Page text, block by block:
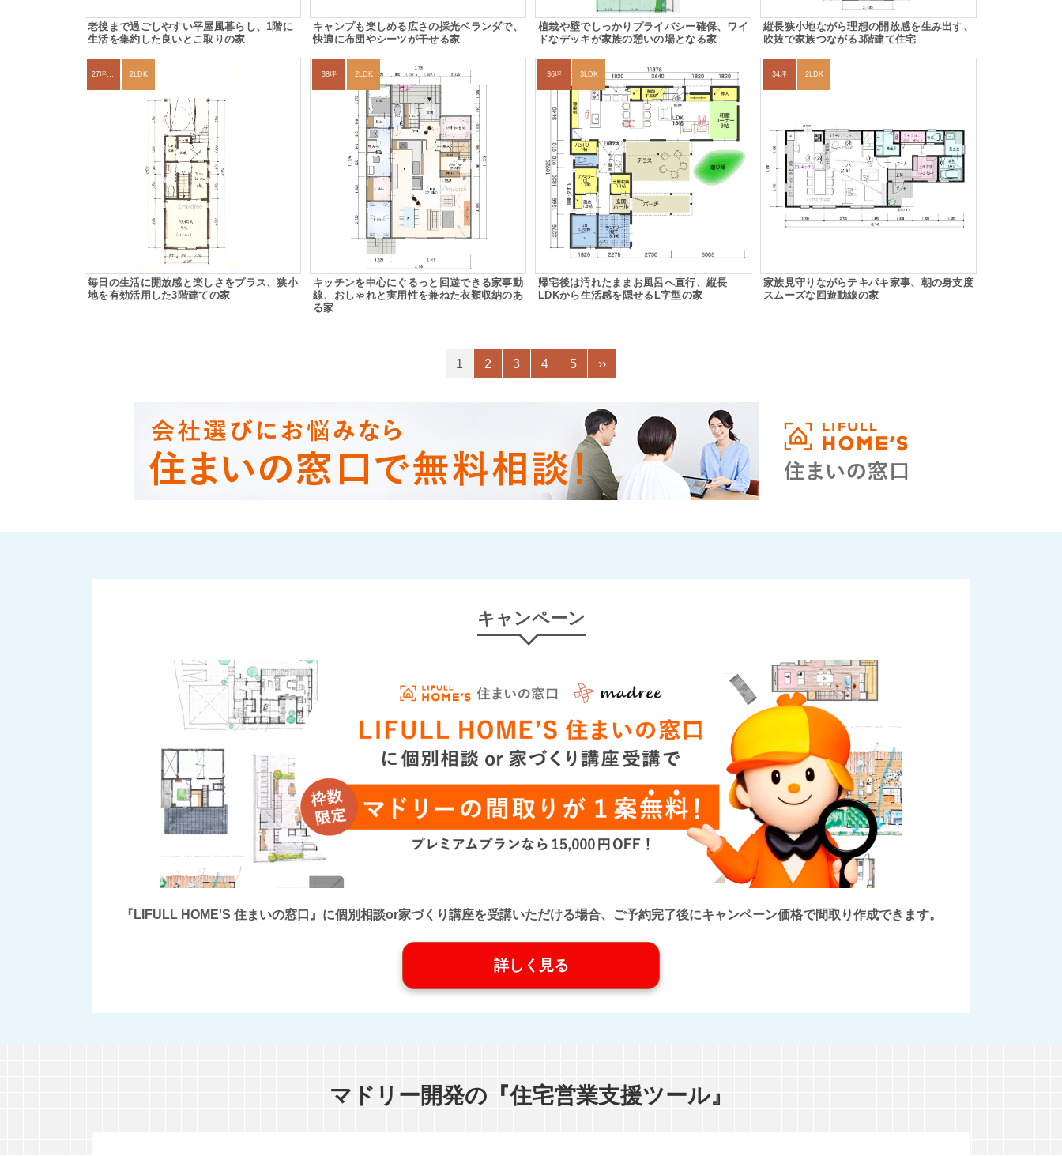
老後まで過ごしやすい平屋風暮らし、1階に
生活を集約した良いとこ取りの家
キャンプも楽しめる広さの採光ベランダで、
快適に布団やシーツが干せる家
植栽や壁でしっかりプライバシー確保、ワイ
ドなデッキが家族の憩いの場となる家
縦長狭小地ながら理想の開放感を生み出す、
吹抜で家族つながる3階建て住宅
27坪〜30坪 2LDK
毎日の生活に開放感と楽しさをプラス、狭小
地を有効活用した3階建ての家
38坪 2LDK
キッチンを中心にぐるっと回遊できる家事動
線、おしゃれと実用性を兼ねた衣類収納のあ
る家
36坪 3LDK
帰宅後は汚れたままお風呂へ直行、縦長
LDKから生活感を隠せるL字型の家
34坪 2LDK
家族見守りながらテキパキ家事、朝の身支度
スムーズな回遊動線の家
1 2 3 4 5 ››
キャンペーン
『LIFULL HOME'S 住まいの窓口』に個別相談or家づくり講座を受講いただける場合、ご予約完了後にキャンペーン価格で間取り作成できます。
詳しく見る
マドリー開発の『住宅営業支援ツール』